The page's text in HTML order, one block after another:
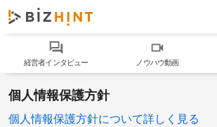
経営者インタビュー ノウハウ動画
個人情報保護方針
個人情報保護方針について詳しく見る